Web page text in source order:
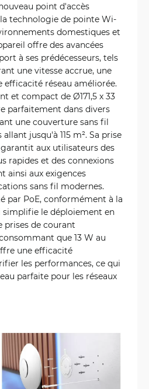
point d'accès
technologie de pointe Wi-
domestiques et
offre des avancées
à ses prédécesseurs, tels
une vitesse accrue, une
efficacité réseau améliorée.
et compact de Ø171,5 x 33
parfaitement dans divers
une couverture sans fil
jusqu'à 115 m². Sa prise
aux utilisateurs des
rapides et des connexions
ainsi aux exigences
sans fil modernes.
par PoE, conformément à la
simplifie le déploiement en
prises de courant
que 13 W au
une efficacité
les performances, ce qui
parfaite pour les réseaux